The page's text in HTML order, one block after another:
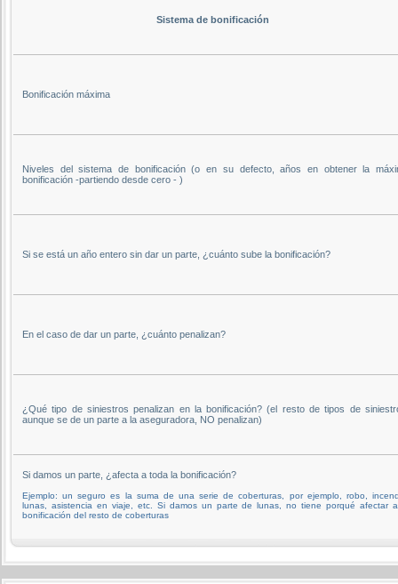
Sistema de bonificación
Bonificación máxima
Niveles del sistema de bonificación (o en su defecto, años en obtener la
bonificación -partiendo desde cero - )
Si se está un año entero sin dar un parte, ¿cuánto sube la bonificación?
En el caso de dar un parte, ¿cuánto penalizan?
¿Qué tipo de siniestros penalizan en la bonificación? (el resto de tipos de
aunque se de un parte a la aseguradora, NO penalizan)
Si damos un parte, ¿afecta a toda la bonificación?
Ejemplo: un seguro es la suma de una serie de coberturas, por ejemplo, robo,
lunas, asistencia en viaje, etc. Si damos un parte de lunas, no tiene porqué afectar
bonificación del resto de coberturas